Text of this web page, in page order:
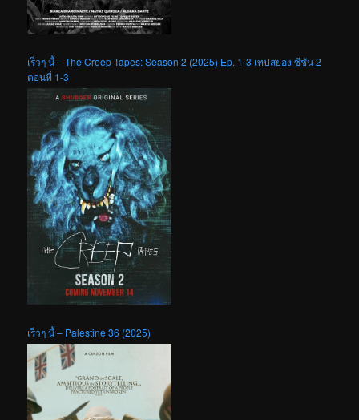
เร็วๆ นี้ – The Creep Tapes: Season 2 (2025) Ep. 1-3 เทปสยอง ซีซัน 2
ตอนที่ 1-3
เร็วๆ นี้ – Palestine 36 (2025)